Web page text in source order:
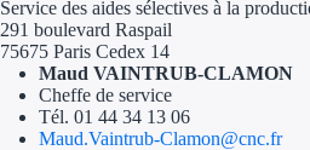
Service des aides sélectives à la
291 boulevard Raspail
75675 Paris Cedex 14
Maud VAINTRUB-CLAMON
Cheffe de service
Tél. 01 44 34 13 06
Maud.Vaintrub-Clamon@cnc.fr